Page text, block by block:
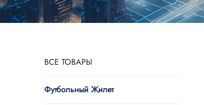
ВСЕ ТОВАРЫ
Футбольный Жилет